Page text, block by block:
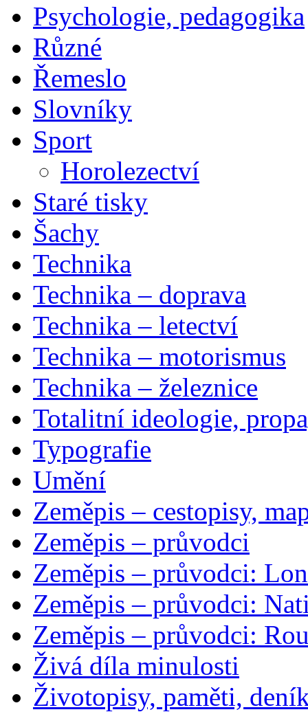
Psychologie, pedagogika
Různé
Řemeslo
Slovníky
Sport
Horolezectví
Staré tisky
Šachy
Technika
Technika – doprava
Technika – letectví
Technika – motorismus
Technika – železnice
Totalitní ideologie,
Typografie
Umění
Zeměpis – cestopisy,
Zeměpis – průvodci
Zeměpis – průvodci:
Zeměpis – průvodci:
Zeměpis – průvodci:
Živá díla minulosti
Životopisy, paměti,